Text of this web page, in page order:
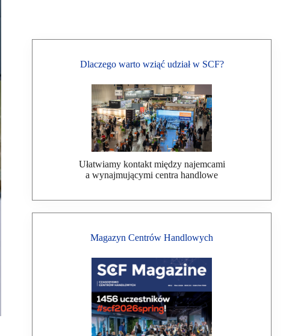
Dlaczego warto wziąć udział w SCF?
Ułatwiamy kontakt między najemcami
a wynajmującymi centra handlowe
Magazyn Centrów Handlowych